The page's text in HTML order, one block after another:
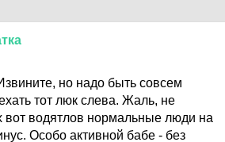
но надо быть совсем
тот люк слева. Жаль, не
вот водятлов нормальные люди на
Особо активной бабе - без